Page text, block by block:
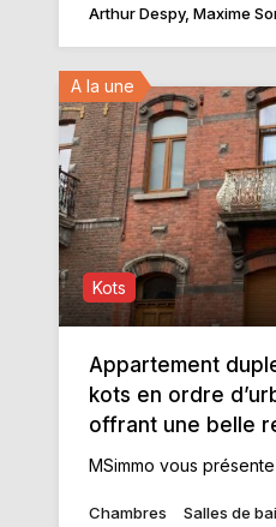
Arthur Despy, Maxime
A la une
Kots
Appartement
kots en ordre
offrant une belle
MSimmo vous
Chambres
Salles de